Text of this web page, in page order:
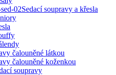
Sedací soupravy a křesla
čalouněné látkou
čalouněné koženkou
soupravy